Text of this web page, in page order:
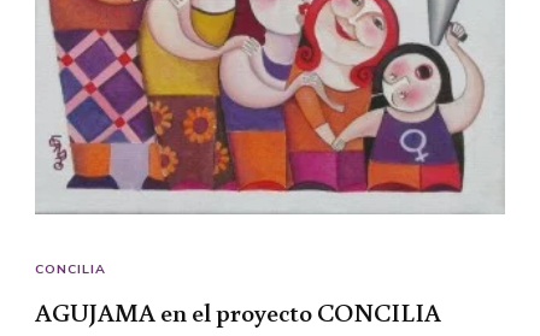
CONCILIA
AGUJAMA en el proyecto CONCILIA